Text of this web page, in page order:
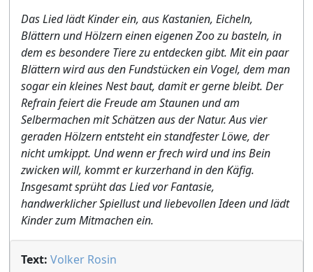
Das Lied lädt Kinder ein, aus Kastanien, Eicheln,
Blättern und Hölzern einen eigenen Zoo zu basteln, in
dem es besondere Tiere zu entdecken gibt. Mit ein paar
Blättern wird aus den Fundstücken ein Vogel, dem man
sogar ein kleines Nest baut, damit er gerne bleibt. Der
Refrain feiert die Freude am Staunen und am
Selbermachen mit Schätzen aus der Natur. Aus vier
geraden Hölzern entsteht ein standfester Löwe, der
nicht umkippt. Und wenn er frech wird und ins Bein
zwicken will, kommt er kurzerhand in den Käfig.
Insgesamt sprüht das Lied vor Fantasie,
handwerklicher Spiellust und liebevollen Ideen und lädt
Kinder zum Mitmachen ein.
Text: Volker Rosin